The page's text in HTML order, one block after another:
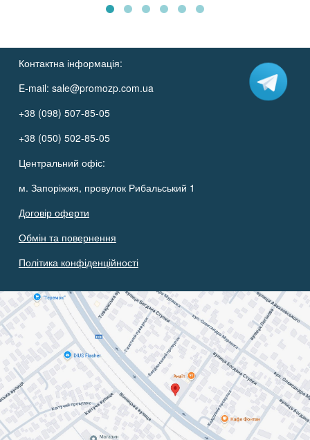
Контактна інформація:
E-mail: sale@promozp.com.ua
+38 (098) 507-85-05
+38 (050) 502-85-05
Центральний офіс:
м. Запоріжжя, провулок Рибальський 1
Договір оферти
Обмін та повернення
Політика конфіденційності